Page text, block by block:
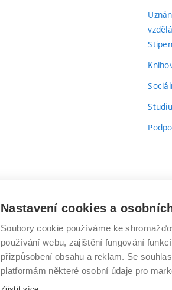
Vysoké
učení
technické
v
602
Nastavení cookies a
Soubory cookie používáme ke
používání webu, zajištění fungování
přizpůsobení obsahu a reklam. Se
platformám některé osobní údaje pro